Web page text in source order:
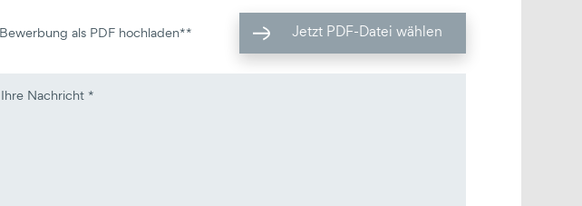
Bewerbung als PDF hochladen** Jetzt PDF-Datei wählen